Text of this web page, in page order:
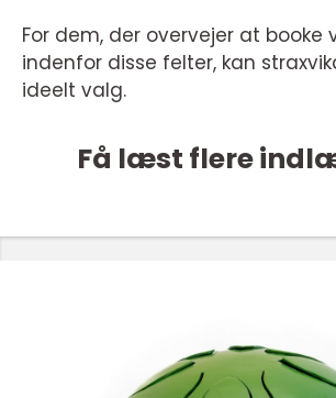
For dem, der overvejer at booke
indenfor disse felter, kan
ideelt valg.
Få læst flere